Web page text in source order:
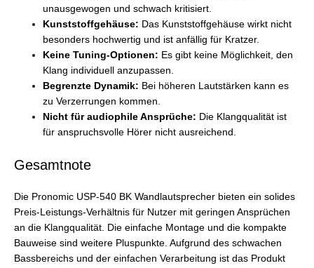
unausgewogen und schwach kritisiert.
Kunststoffgehäuse: Das Kunststoffgehäuse wirkt nicht
besonders hochwertig und ist anfällig für Kratzer.
Keine Tuning-Optionen: Es gibt keine Möglichkeit, den
Klang individuell anzupassen.
Begrenzte Dynamik: Bei höheren Lautstärken kann es
zu Verzerrungen kommen.
Nicht für audiophile Ansprüche: Die Klangqualität ist
für anspruchsvolle Hörer nicht ausreichend.
Gesamtnote
Die Pronomic USP-540 BK Wandlautsprecher bieten ein solides
Preis-Leistungs-Verhältnis für Nutzer mit geringen Ansprüchen
an die Klangqualität. Die einfache Montage und die kompakte
Bauweise sind weitere Pluspunkte. Aufgrund des schwachen
Bassbereichs und der einfachen Verarbeitung ist das Produkt